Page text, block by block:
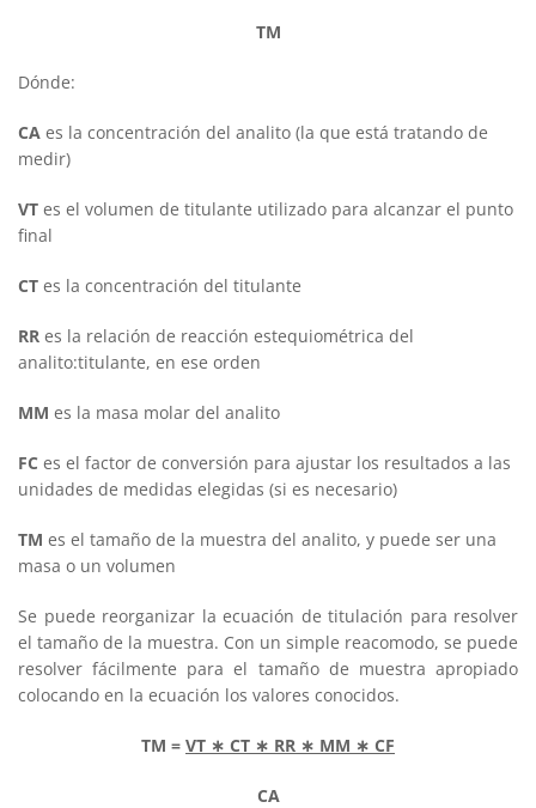
TM
Dónde:
CA es la concentración del analito (la que está tratando de
medir)
VT es el volumen de titulante utilizado para alcanzar el punto
final
CT es la concentración del titulante
RR es la relación de reacción estequiométrica del
analito:titulante, en ese orden
MM es la masa molar del analito
FC es el factor de conversión para ajustar los resultados a las
unidades de medidas elegidas (si es necesario)
TM es el tamaño de la muestra del analito, y puede ser una
masa o un volumen
Se puede reorganizar la ecuación de titulación para resolver
el tamaño de la muestra. Con un simple reacomodo, se puede
resolver fácilmente para el tamaño de muestra apropiado
colocando en la ecuación los valores conocidos.
TM = VT ∗ CT ∗ RR ∗ MM ∗ CF
CA